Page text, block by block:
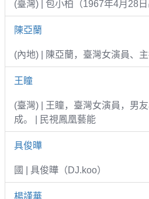
(臺灣) | 包小柏（1967年4月28日
陳亞蘭
(內地) | 陳亞蘭，臺灣女演員、
王瞳
(臺灣) | 王瞳，臺灣女演員，男
成。 | 民視鳳凰藝能
具俊曄
國 | 具俊曄（DJ.koo）
楊謹華